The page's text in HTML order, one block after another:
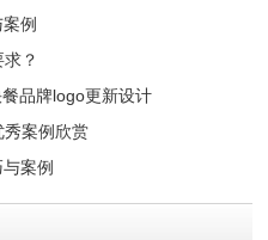
例
？
品牌logo更新设计
秀案例欣赏
案例